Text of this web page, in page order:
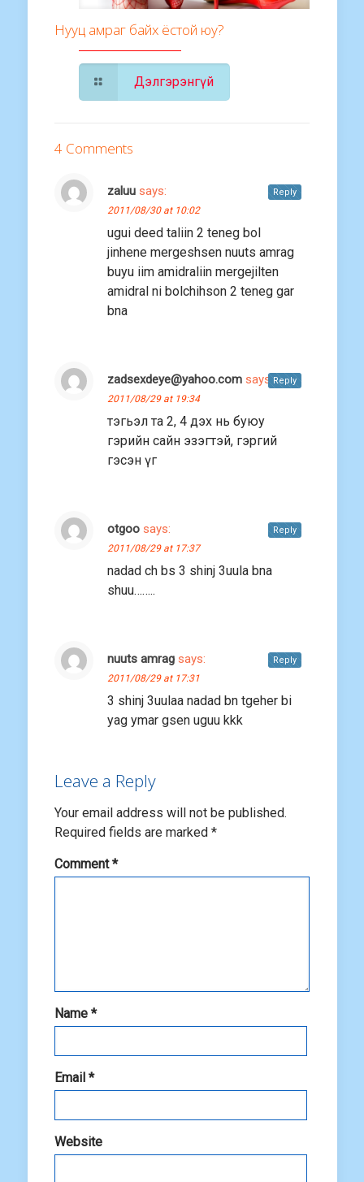
Нууц амраг байх ёстой юу?
Дэлгэрэнгүй
4 Comments
zaluu says:
2011/08/30 at 10:02
ugui deed taliin 2 teneg bol
jinhene mergeshsen nuuts amrag
buyu iim amidraliin mergejilten
amidral ni bolchihson 2 teneg gar
bna
Reply
zadsexdeye@yahoo.com says:
2011/08/29 at 19:34
тэгьэл та 2, 4 дэх нь буюу
гэрийн сайн эзэгтэй, гэргий
гэсэн үг
Reply
otgoo says:
2011/08/29 at 17:37
nadad ch bs 3 shinj 3uula bna
shuu……..
Reply
nuuts amrag says:
2011/08/29 at 17:31
3 shinj 3uulaa nadad bn tgeher bi
yag ymar gsen uguu kkk
Reply
Leave a Reply
Your email address will not be published.
Required fields are marked *
Comment*
Name *
Email *
Website